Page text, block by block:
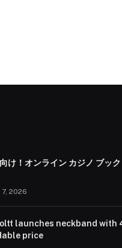
け！オンライン カジノ ブッ
2026
launches neckband with
price